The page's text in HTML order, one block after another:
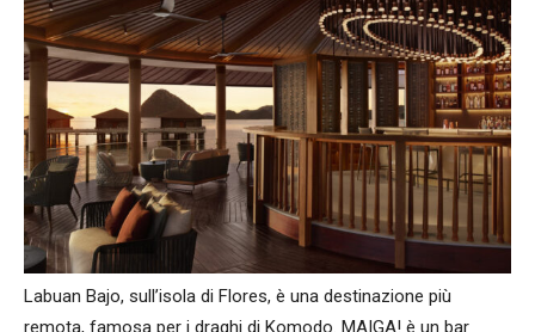
Labuan Bajo, sull’isola di Flores, è una destinazione più
remota, famosa per i draghi di Komodo. MAIGA! è un bar